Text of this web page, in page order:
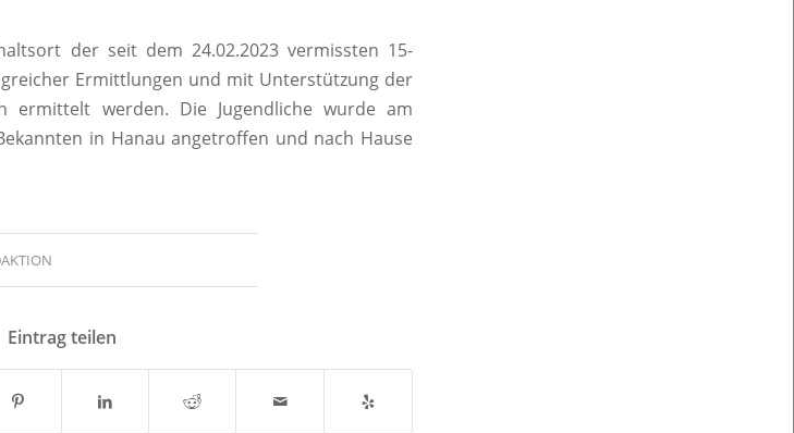
der seit dem 24.02.2023 vermissten 15-
Ermittlungen und mit Unterstützung der
ermittelt werden. Die Jugendliche wurde am
in Hanau angetroffen und nach Hause
Eintrag teilen